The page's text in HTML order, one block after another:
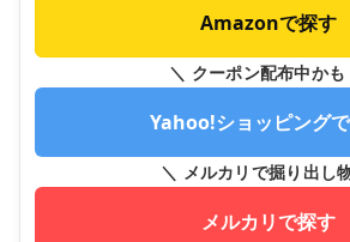
Amazonで探す
＼ クーポン配布中かも
Yahoo!ショッピング
＼ メルカリで掘り出し
メルカリで探す